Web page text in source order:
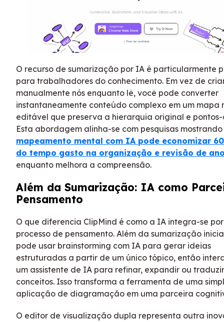
O recurso de sumarização por IA é particularmente
para trabalhadores do conhecimento. Em vez de
manualmente nós enquanto lê, você pode converter
instantaneamente conteúdo complexo em um mapa
editável que preserva a hierarquia original e pontos-
Esta abordagem alinha-se com pesquisas
mapeamento mental com IA pode economizar
do tempo gasto na organização e revisão de
enquanto melhora a compreensão.
Além da Sumarização: IA como
Pensamento
O que diferencia ClipMind é como a IA integra-se
processo de pensamento. Além da sumarização
pode usar brainstorming com IA para gerar ideias
estruturadas a partir de um único tópico, então
um assistente de IA para refinar, expandir ou
conceitos. Isso transforma a ferramenta de uma
aplicação de diagramação em uma parceira
O editor de visualização dupla representa outra